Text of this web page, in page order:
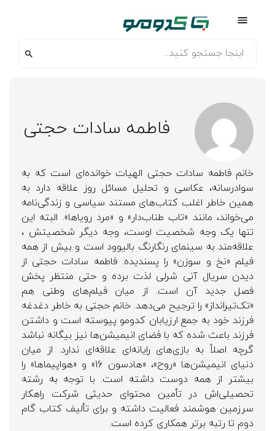
فاطمه سادات حجتی
خانم فاطمه سادات حجتی الهیات خوانده‌ای است که به
سوادرسانه، عکاسی و تحلیل مسائل روز علاقه دارد به
همین خاطر اغلب کتاب‌های مستند سیاسی و زندگی‌نامه
می‌خواند، مانند «تاب طناب‌دار» و «مرد رویاها». البته این
تنها یک وجه شخصیت اوست، وجه دیگر شخصیتش ،
علاقه‌مند به سینمای رنگارنگ بالیوود است و بیش از همه
فیلم «نخ و سوزن» را پسندیده. فاطمه سادات حجتی از
دیدن سریال آنی شرلی لذت برده و حتی منتظر پخش
فصل جدید آن است. از میان فیلم‌های وطنی هم
«تک‌تیرانداز» را ترجیح می‌دهد. خانم حجتی به خاطر دغدغه
فرزند خود به جمع ارزیابان کدومو پیوسته است و داشتن
فرزند باعث شده که با فضای انیمیشن‌ها نیز بیگانه نباشد
گرچه اصلاً به بازی‌های رایانه‌ای علاقه‌ای ندارد. از میان
دنیای انیمیشن‌ها «روح»، «هادسون 16» و «هواپیماها» را
بیشتر از همه دوست داشته است. با توجه به رشته
تحصیلی‌اش در تأمین محتوای حدیثی شرکت راهکار
سرزمین هوشمند فعالیت داشته و برای تألیف کتاب گام
دوم تا رتبه برتر همکاری کرده است.